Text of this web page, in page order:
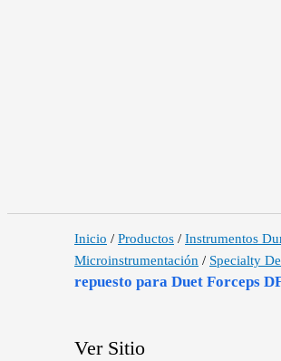
Inicio / Productos / Instrumentos
Microinstrumentación / Specialty
repuesto para Duet Forceps
Ver Sitio